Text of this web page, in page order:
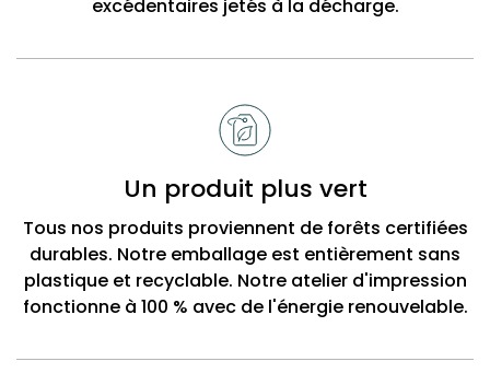
excédentaires jetés à la décharge.
Un produit plus vert
Tous nos produits proviennent de forêts certifiées
durables. Notre emballage est entièrement sans
plastique et recyclable. Notre atelier d'impression
fonctionne à 100 % avec de l'énergie renouvelable.